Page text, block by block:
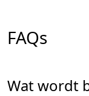
FAQs
Wat wordt